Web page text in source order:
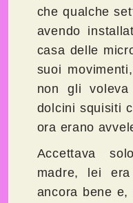
che qualche
avendo
casa delle
suoi
non gli
dolcini squisiti
ora erano
Accettava
madre, lei
ancora bene